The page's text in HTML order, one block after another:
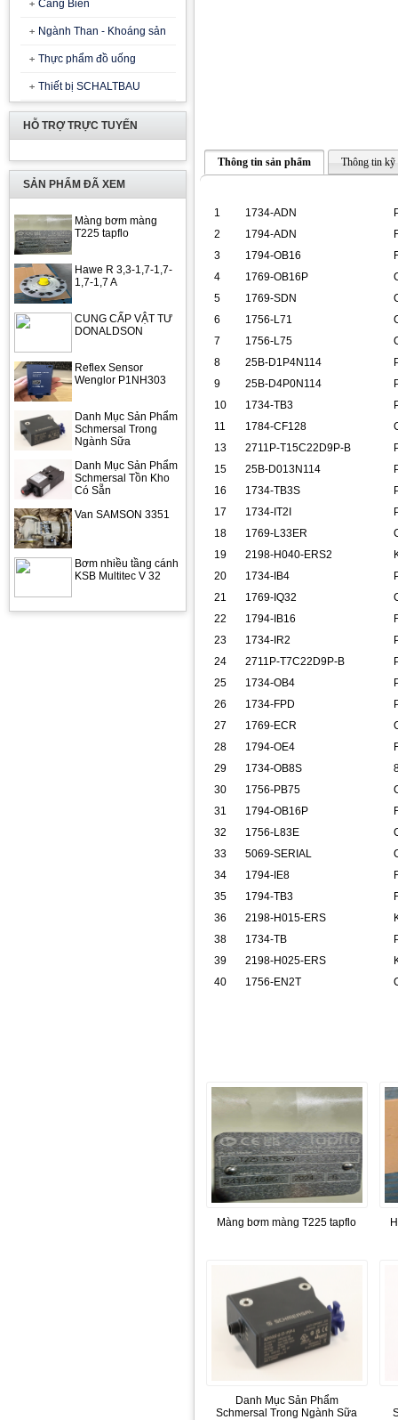
Cảng Biển
Ngành Than - Khoáng sản
Thực phẩm đồ uống
Thiết bị SCHALTBAU
HỖ TRỢ TRỰC TUYẾN
SẢN PHẨM ĐÃ XEM
Màng bơm màng
T225 tapflo
Hawe R 3,3-1,7-1,7-
1,7-1,7 A
CUNG CẤP VẬT TƯ
DONALDSON
Reflex Sensor
Wenglor P1NH303
Danh Mục Sản Phẩm
Schmersal Trong
Ngành Sữa
Danh Mục Sản Phẩm
Schmersal Tồn Kho
Có Sẵn
Van SAMSON 3351
Bơm nhiều tầng cánh
KSB Multitec V 32
Thông tin sản phẩm Thông tin kỹ
1 1734-ADN
2
1794-ADN
3
1794-OB16
4
1769-OB16P
5
1769-SDN
6
1756-L71
7
1756-L75
8
25B-D1P4N114
9
25B-D4P0N114
10
1734-TB3
11
1784-CF128
13
2711P-T15C22D9P-B
15
25B-D013N114
16
1734-TB3S
17
1734-IT2I
18
1769-L33ER
19
2198-H040-ERS2
20
1734-IB4
21
1769-IQ32
22
1794-IB16
23
1734-IR2
24
2711P-T7C22D9P-B
25
1734-OB4
26
1734-FPD
27
1769-ECR
28
1794-OE4
29
1734-OB8S
30
1756-PB75
31
1794-OB16P
32
1756-L83E
33
5069-SERIAL
34
1794-IE8
35
1794-TB3
36
2198-H015-ERS
38
1734-TB
39
2198-H025-ERS
40
1756-EN2T
Màng bơm màng T225 tapflo
Danh Mục Sản Phẩm
Schmersal Trong Ngành Sữa